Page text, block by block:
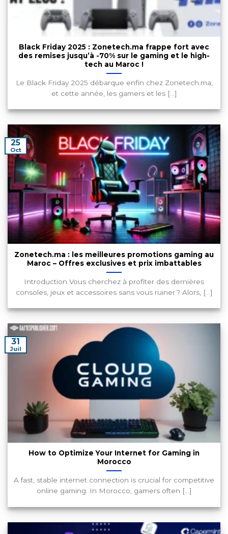
Black Friday 2025 : Zonetech.ma frappe fort avec
des remises jusqu’à -70% sur le gaming et le high-
tech au Maroc !
Le Black Friday 2025 débarque enfin chez Zonetech.ma,
et cette année, les gamers et les [...]
Zonetech.ma : les meilleures promotions gaming au
Maroc – Offres exclusives et prix imbattables
Introduction Vous cherchez à profiter des dernières
consoles, jeux et accessoires sans vous ruiner ? Alors, [...]
25
Oct
How to Optimize Your Internet for Gaming in
Morocco
A fast, stable internet connection is crucial for competitive
online gaming. In Morocco, gamers often [...]
31
Juil